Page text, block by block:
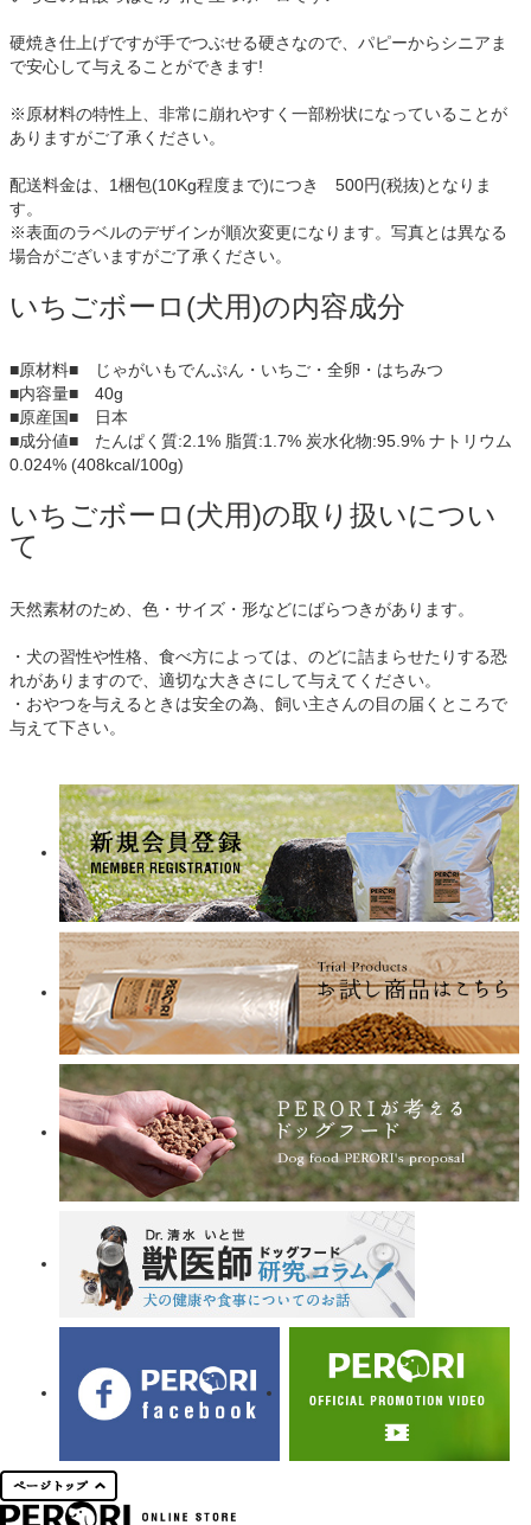
硬焼き仕上げですが手でつぶせる硬さなので、パピーからシニアま
で安心して与えることができます!
※原材料の特性上、非常に崩れやすく一部粉状になっていることが
ありますがご了承ください。
配送料金は、1梱包(10Kg程度まで)につき 500円(税抜)となりま
す。
※表面のラベルのデザインが順次変更になります。写真とは異なる
場合がございますがご了承ください。
いちごボーロ(犬用)の内容成分
■原材料■ じゃがいもでんぷん・いちご・全卵・はちみつ
■内容量■ 40g
■原産国■ 日本
■成分値■ たんぱく質:2.1% 脂質:1.7% 炭水化物:95.9% ナトリウム
0.024% (408kcal/100g)
いちごボーロ(犬用)の取り扱いについ
て
天然素材のため、色・サイズ・形などにばらつきがあります。
・犬の習性や性格、食べ方によっては、のどに詰まらせたりする恐
れがありますので、適切な大きさにして与えてください。
・おやつを与えるときは安全の為、飼い主さんの目の届くところで
与えて下さい。